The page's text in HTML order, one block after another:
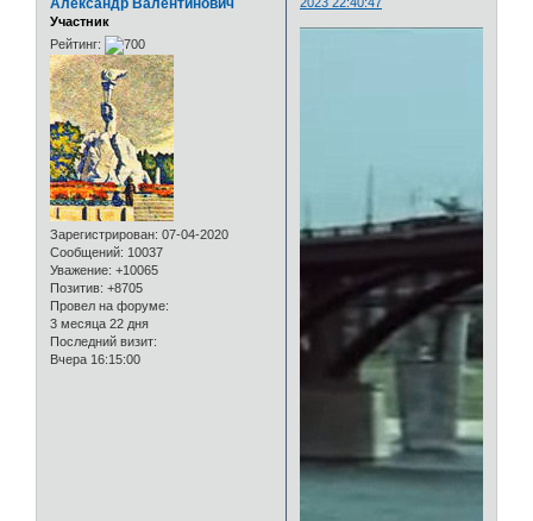
Участник
Рейтинг:
Зарегистрирован: 07-04-2020
Сообщений: 10037
Уважение: +10065
Позитив: +8705
Провел на форуме:
3 месяца 22 дня
Последний визит:
Вчера 16:15:00